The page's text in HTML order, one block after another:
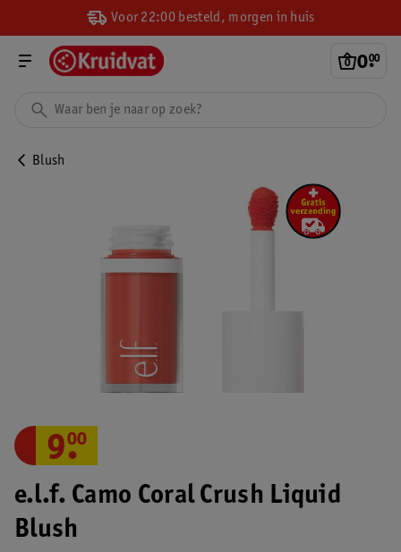
Voor 22:00 besteld, morgen in huis
0.
00
Blush
e.l.f. Camo Coral Crush Liquid
Blush
9.
00